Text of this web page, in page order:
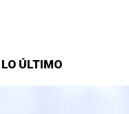
LO ÚLTIMO